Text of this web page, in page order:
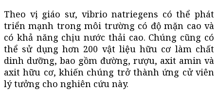
Theo vị giáo sư, vibrio natriegens có thể phát
triển mạnh trong môi trường có độ mặn cao và
có khả năng chịu nước thải cao. Chúng cũng có
thể sử dụng hơn 200 vật liệu hữu cơ làm chất
dinh dưỡng, bao gồm đường, rượu, axit amin và
axit hữu cơ, khiến chúng trở thành ứng cử viên
lý tưởng cho nghiên cứu này.